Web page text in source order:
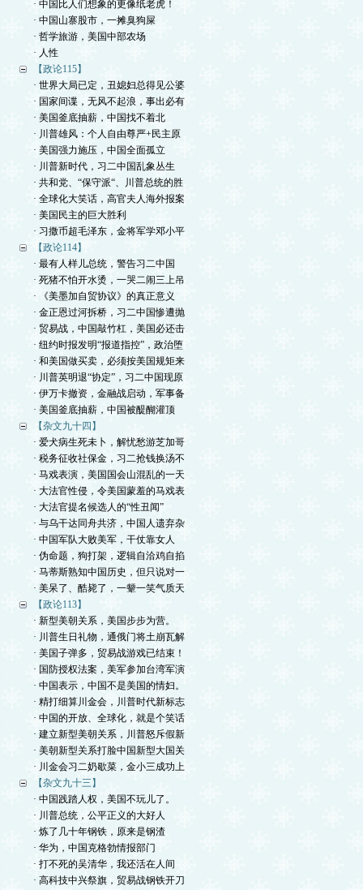
· 中国比人们想象的更像纸老虎！
· 中国山寨股市，一摊臭狗屎
· 哲学旅游，美国中部农场
· 人性
【政论115】
· 世界大局已定，丑媳妇总得见公婆
· 国家间谍，无风不起浪，事出必有
· 美国釜底抽薪，中国找不着北
· 川普雄风：个人自由尊严+民主原
· 美国强力施压，中国全面孤立
· 川普新时代，习二中国乱象丛生
· 共和党、“保守派“、川普总统的胜
· 全球化大笑话，高官夫人海外报案
· 美国民主的巨大胜利
· 习撒币超毛泽东，金将军学邓小平
【政论114】
· 最有人样儿总统，警告习二中国
· 死猪不怕开水烫，一哭二闹三上吊
· 《美墨加自贸协议》的真正意义
· 金正恩过河拆桥，习二中国惨遭抛
· 贸易战，中国敲竹杠，美国必还击
· 纽约时报发明“报道指控”，政治堕
· 和美国做买卖，必须按美国规矩来
· 川普英明退“协定”，习二中国现原
· 伊万卡撤资，金融战启动，军事备
· 美国釜底抽薪，中国被醍醐灌顶
【杂文九十四】
· 爱犬病生死未卜，解忧愁游芝加哥
· 税务征收社保金，习二抢钱换汤不
· 马戏表演，美国国会山混乱的一天
· 大法官性侵，令美国蒙羞的马戏表
· 大法官提名候选人的“性丑闻”
· 与乌干达同舟共济，中国人遗弃杂
· 中国军队大败美军，干仗靠女人
· 伪命题，狗打架，逻辑自洽鸡自掐
· 马蒂斯熟知中国历史，但只说对一
· 美呆了、酷毙了，一颦一笑气质天
【政论113】
· 新型美朝关系，美国步步为营。
· 川普生日礼物，通俄门将土崩瓦解
· 美国子弹多，贸易战游戏已结束！
· 国防授权法案，美军参加台湾军演
· 中国表示，中国不是美国的情妇。
· 精打细算川金会，川普时代新标志
· 中国的开放、全球化，就是个笑话
· 建立新型美朝关系，川普怒斥假新
· 美朝新型关系打脸中国新型大国关
· 川金会习二奶歇菜，金小三成功上
【杂文九十三】
· 中国践踏人权，美国不玩儿了。
· 川普总统，公平正义的大好人
· 炼了几十年钢铁，原来是钢渣
· 华为，中国克格勃情报部门
· 打不死的吴清华，我还活在人间
· 高科技中兴祭旗，贸易战钢铁开刀